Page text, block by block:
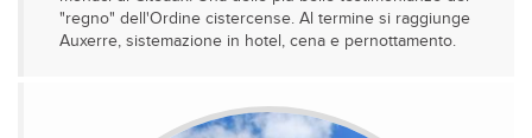
"regno" dell'Ordine cistercense. Al termine si raggiunge
Auxerre, sistemazione in hotel, cena e pernottamento.